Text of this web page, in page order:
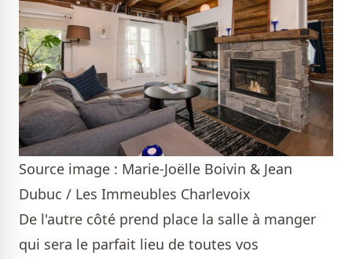
Source image : Marie-Joëlle Boivin & Jean
Dubuc / Les Immeubles Charlevoix
De l'autre côté prend place la salle à manger
qui sera le parfait lieu de toutes vos